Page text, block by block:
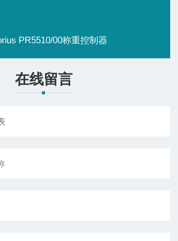
PR5510/00称重控制器
在线留言